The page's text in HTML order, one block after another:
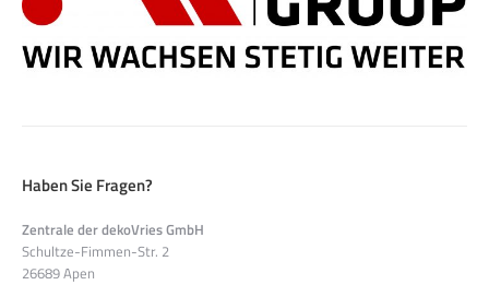
Haben Sie Fragen?
Zentrale der dekoVries GmbH
Schultze-Fimmen-Str. 2
26689 Apen